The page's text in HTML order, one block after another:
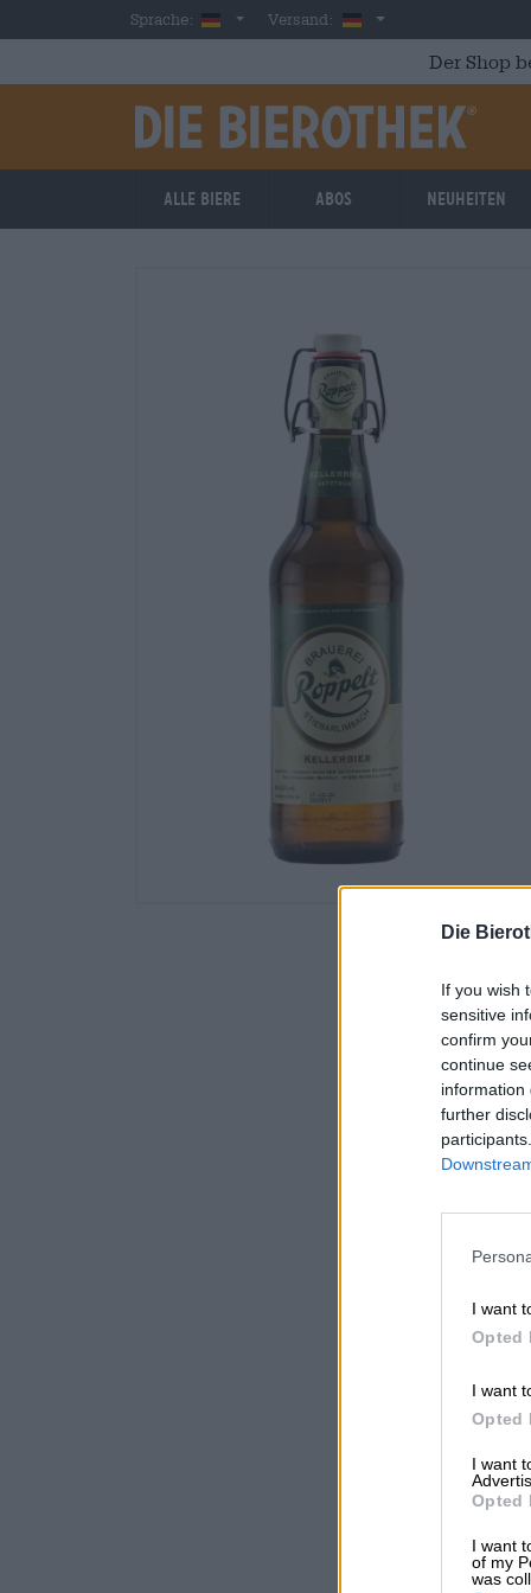
Die
If you wish
sensitive
confirm
continue
information
further
I want
Opted
I want
Opted
I want
Opted
I want
of my
was
Skip to main contentSprache: GermanVersand: Deutschland
Der Shop
Alle Biere Abos Neuheiten